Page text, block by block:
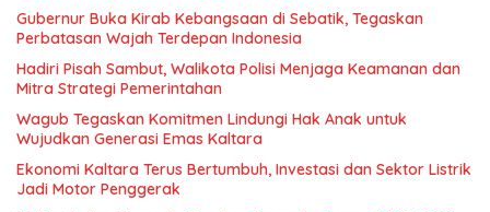
Gubernur Buka Kirab Kebangsaan di Sebatik, Tegaskan
Perbatasan Wajah Terdepan Indonesia
Hadiri Pisah Sambut, Walikota Polisi Menjaga Keamanan dan
Mitra Strategi Pemerintahan
Wagub Tegaskan Komitmen Lindungi Hak Anak untuk
Wujudkan Generasi Emas Kaltara
Ekonomi Kaltara Terus Bertumbuh, Investasi dan Sektor Listrik
Jadi Motor Penggerak